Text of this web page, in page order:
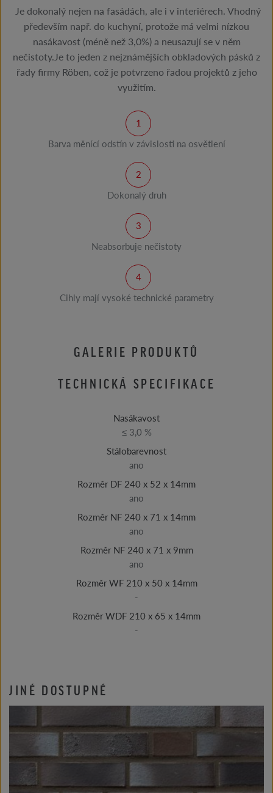
Je dokonalý nejen na fasádách, ale i v interiérech. Vhodný
především např. do kuchyní, protože má velmi nízkou
nasákavost (méně než 3,0%) a neusazují se v něm
nečistoty.Je to jeden z nejznámějších obkladových pásků z
řady firmy Röben, což je potvrzeno řadou projektů z jeho
využitím.
Barva měnící odstín v závislosti na osvětlení
Dokonalý druh
Neabsorbuje nečistoty
Cihly mají vysoké technické parametry
GALERIE PRODUKTŮ
TECHNICKÁ SPECIFIKACE
Nasákavost
≤ 3,0 %
Stálobarevnost
ano
Rozměr DF 240 x 52 x 14mm
ano
Rozměr NF 240 x 71 x 14mm
ano
Rozměr NF 240 x 71 x 9mm
ano
Rozměr WF 210 x 50 x 14mm
-
Rozměr WDF 210 x 65 x 14mm
-
JINÉ DOSTUPNÉ